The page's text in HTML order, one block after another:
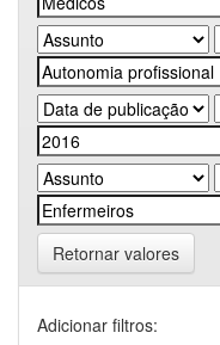
Retornar valores
Adicionar filtros: